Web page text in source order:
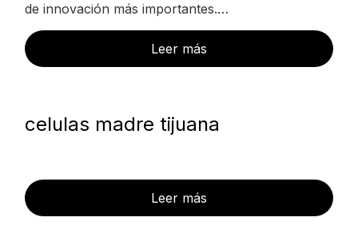
de innovación más importantes.…
Leer más
celulas madre tijuana
Leer más